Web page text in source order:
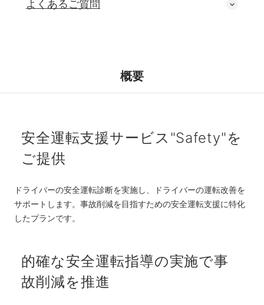
よくあるご質問
概要
安全運転支援サービス"Safety"を
ご提供
ドライバーの安全運転診断を実施し、ドライバーの運転改善を
サポートします。事故削減を目指すための安全運転支援に特化
したプランです。
的確な安全運転指導の実施で事
故削減を推進